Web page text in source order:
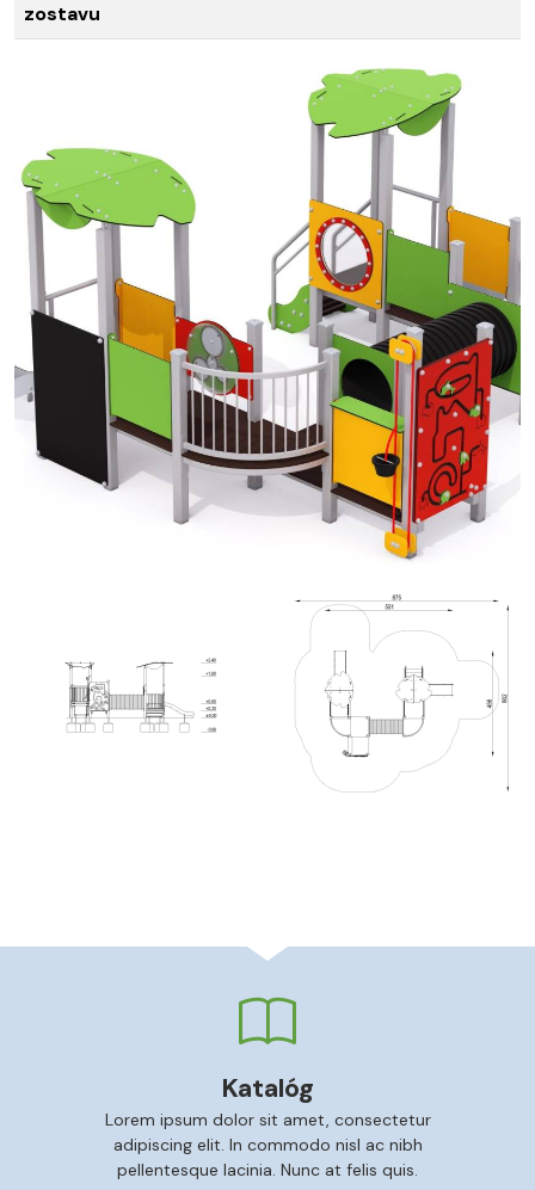
zostavu
Katalóg
Lorem ipsum dolor sit amet, consectetur
adipiscing elit. In commodo nisl ac nibh
pellentesque lacinia. Nunc at felis quis.